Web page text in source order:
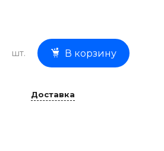
шт. В корзину
Доставка